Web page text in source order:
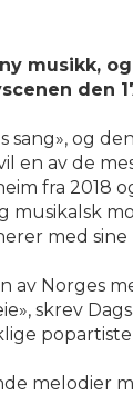
musikk,
den
sang», og
en av de
fra 2018
med
av Norges
skrev
melodier